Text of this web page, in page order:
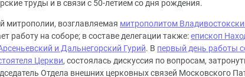
труды и в связи с 50-летием со дня рождения.
митрополии, возглавляемая митрополитом
работу на соборе; в составе делегации также:епископ
и Дальнегорский Гурий. В первый день работы
Церкви, состоялась дискуссия по вопросам,
Отдела внешних церковных связей Московского